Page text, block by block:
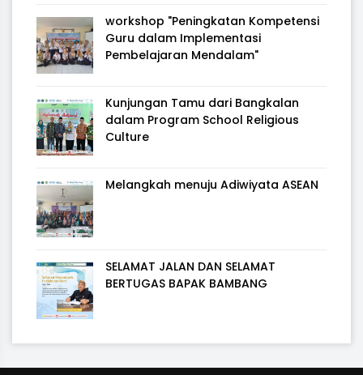
workshop "Peningkatan Kompetensi
Guru dalam Implementasi
Pembelajaran Mendalam"
Kunjungan Tamu dari Bangkalan
dalam Program School Religious
Culture
Melangkah menuju Adiwiyata ASEAN
SELAMAT JALAN DAN SELAMAT
BERTUGAS BAPAK BAMBANG